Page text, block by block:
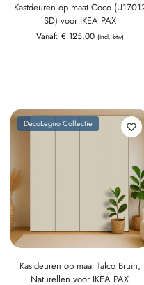
Kastdeuren op maat Coco
SD) voor IKEA PAX
Vanaf: €125,00 (incl. btw)
DecoLegno Collectie
Kastdeuren op maat Talco Bruin,
Naturellen voor IKEA PAX